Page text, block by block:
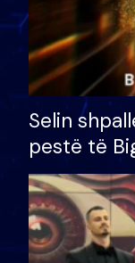
Selin
pestë të
çmimin e